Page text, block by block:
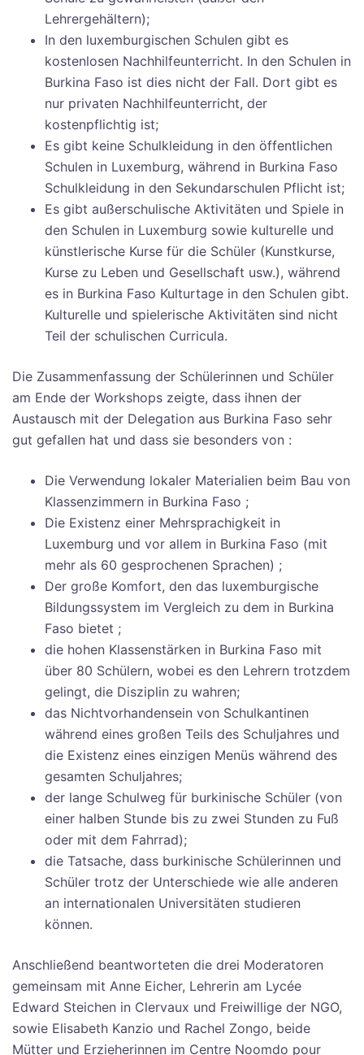
Lehrergehältern);
In den luxemburgischen Schulen gibt es
kostenlosen Nachhilfeunterricht. In den Schulen in
Burkina Faso ist dies nicht der Fall. Dort gibt es
nur privaten Nachhilfeunterricht, der
kostenpflichtig ist;
Es gibt keine Schulkleidung in den öffentlichen
Schulen in Luxemburg, während in Burkina Faso
Schulkleidung in den Sekundarschulen Pflicht ist;
Es gibt außerschulische Aktivitäten und Spiele in
den Schulen in Luxemburg sowie kulturelle und
künstlerische Kurse für die Schüler (Kunstkurse,
Kurse zu Leben und Gesellschaft usw.), während
es in Burkina Faso Kulturtage in den Schulen gibt.
Kulturelle und spielerische Aktivitäten sind nicht
Teil der schulischen Curricula.
Die Zusammenfassung der Schülerinnen und Schüler
am Ende der Workshops zeigte, dass ihnen der
Austausch mit der Delegation aus Burkina Faso sehr
gut gefallen hat und dass sie besonders von :
Die Verwendung lokaler Materialien beim Bau von
Klassenzimmern in Burkina Faso ;
Die Existenz einer Mehrsprachigkeit in
Luxemburg und vor allem in Burkina Faso (mit
mehr als 60 gesprochenen Sprachen) ;
Der große Komfort, den das luxemburgische
Bildungssystem im Vergleich zu dem in Burkina
Faso bietet ;
die hohen Klassenstärken in Burkina Faso mit
über 80 Schülern, wobei es den Lehrern trotzdem
gelingt, die Disziplin zu wahren;
das Nichtvorhandensein von Schulkantinen
während eines großen Teils des Schuljahres und
die Existenz eines einzigen Menüs während des
gesamten Schuljahres;
der lange Schulweg für burkinische Schüler (von
einer halben Stunde bis zu zwei Stunden zu Fuß
oder mit dem Fahrrad);
die Tatsache, dass burkinische Schülerinnen und
Schüler trotz der Unterschiede wie alle anderen
an internationalen Universitäten studieren
können.
Anschließend beantworteten die drei Moderatoren
gemeinsam mit Anne Eicher, Lehrerin am Lycée
Edward Steichen in Clervaux und Freiwillige der NGO,
sowie Elisabeth Kanzio und Rachel Zongo, beide
Mütter und Erzieherinnen im Centre Noomdo pour